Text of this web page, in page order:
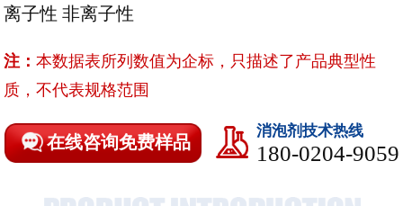
离子性非离子性
注：本数据表所列数值为企标，只描述了产品典型性
质，不代表规格范围
在线咨询免费样品
消泡剂技术热线
180-0204-9059